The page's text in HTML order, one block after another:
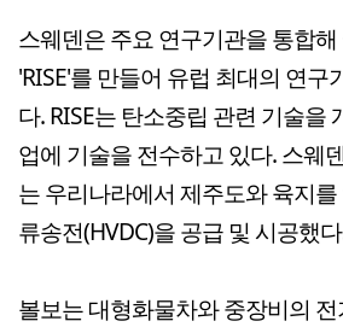
스웨덴은 주요 연구기관을 통합
'RISE'를 만들어 유럽 최대의 연구
다. RISE는 탄소중립 관련 기술을
업에 기술을 전수하고 있다. 스웨
는 우리나라에서 제주도와 육지
류송전(HVDC)을 공급 및 시공했
볼보는 대형화물차와 중장비의